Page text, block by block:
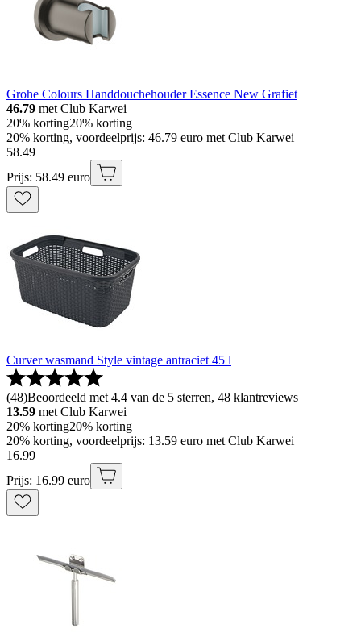
Grohe Colours Handdouchehouder Essence New Grafiet
46.79 met Club Karwei
20% korting20% korting
20% korting, voordeelprijs: 46.79 euro met Club Karwei
58.49
Prijs: 58.49 euro
Curver wasmand Style vintage antraciet 45 l
(48)Beoordeeld met 4.4 van de 5 sterren, 48 klantreviews
13.59 met Club Karwei
20% korting20% korting
20% korting, voordeelprijs: 13.59 euro met Club Karwei
16.99
Prijs: 16.99 euro